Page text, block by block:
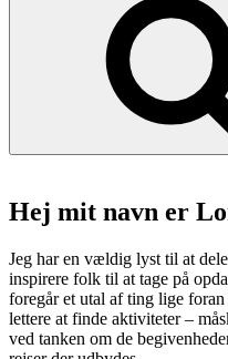
Hej mit navn er
Jeg har en vældig lyst til at
inspirere folk til at tage på
foregår et utal af ting lige
lettere at finde aktiviteter –
ved tanken om de